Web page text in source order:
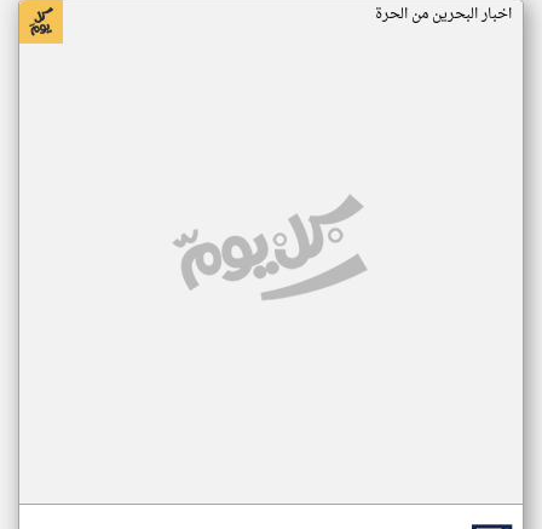
اخبار البحرين من الحرة